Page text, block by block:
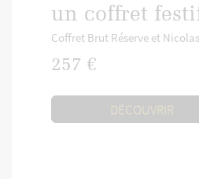
un coffret
Coffret Brut Réserve et
257 €
DÉCOUVRIR